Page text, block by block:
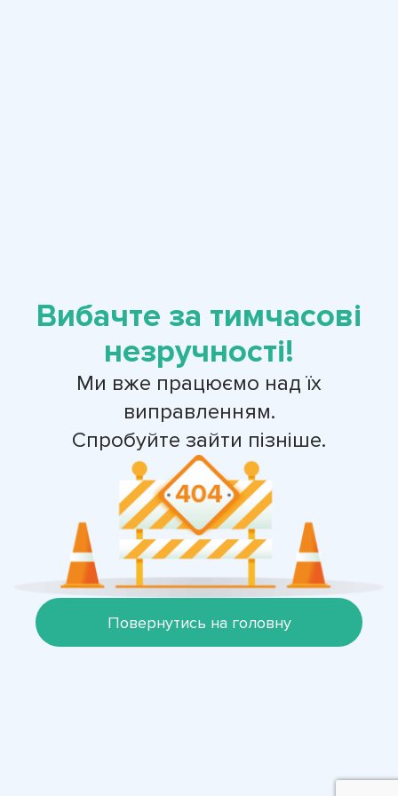
Вибачте за тимчасові
незручності!
Ми вже працюємо над їх
виправленням.
Спробуйте зайти пізніше.
Повернутись на головну